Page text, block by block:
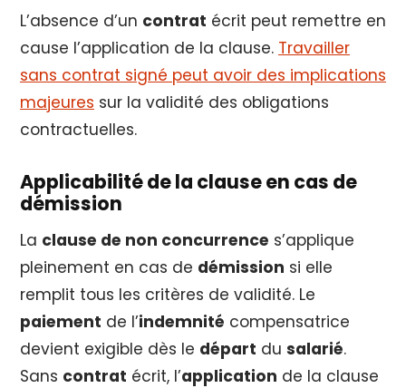
L’absence d’un contrat écrit peut remettre en
cause l’application de la clause. Travailler
sans contrat signé peut avoir des implications
majeures sur la validité des obligations
contractuelles.
Applicabilité de la clause en cas de
démission
La clause de non concurrence s’applique
pleinement en cas de démission si elle
remplit tous les critères de validité. Le
paiement de l’indemnité compensatrice
devient exigible dès le départ du salarié.
Sans contrat écrit, l’application de la clause